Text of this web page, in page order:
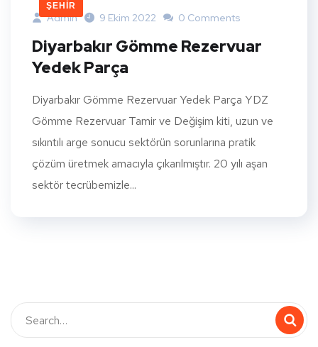
ŞEHIR
Admin 9 Ekim 2022 0 Comments
Diyarbakır Gömme Rezervuar
Yedek Parça
Diyarbakır Gömme Rezervuar Yedek Parça YDZ
Gömme Rezervuar Tamir ve Değişim kiti, uzun ve
sıkıntılı arge sonucu sektörün sorunlarına pratik
çözüm üretmek amacıyla çıkarılmıştır. 20 yılı aşan
sektör tecrübemizle...